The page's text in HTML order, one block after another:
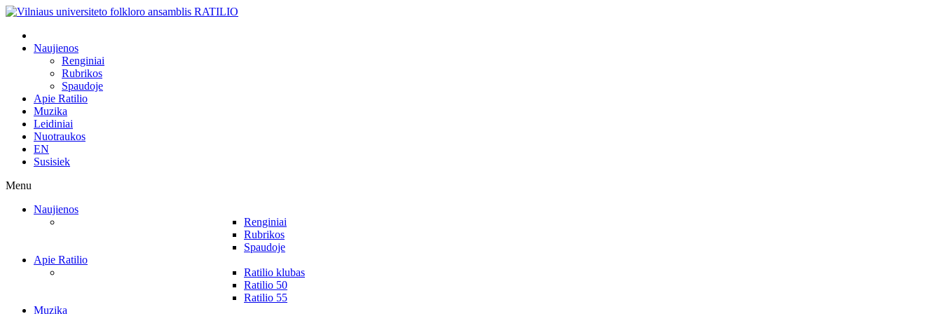
Naujienos
Renginiai
Rubrikos
Spaudoje
Apie Ratilio
Muzika
Leidiniai
Nuotraukos
EN
Susisiek
Menu
Naujienos
Renginiai
Rubrikos
Spaudoje
Apie Ratilio
Ratilio klubas
Ratilio 50
Ratilio 55
Muzika